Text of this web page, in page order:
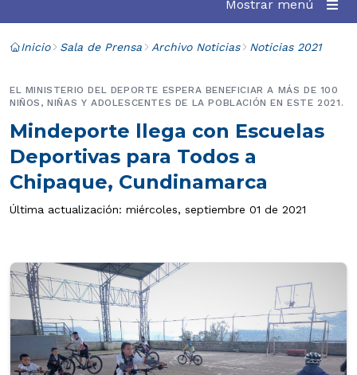
Mostrar menú
Inicio Sala de Prensa Archivo Noticias Noticias 2021
Mindeporte llega con Escuelas
Deportivas para Todos a
Chipaque, Cundinamarca
EL MINISTERIO DEL DEPORTE ESPERA BENEFICIAR A MÁS DE 100
NIÑOS, NIÑAS Y ADOLESCENTES DE LA POBLACIÓN EN ESTE 2021.
Última actualización: miércoles, septiembre 01 de 2021